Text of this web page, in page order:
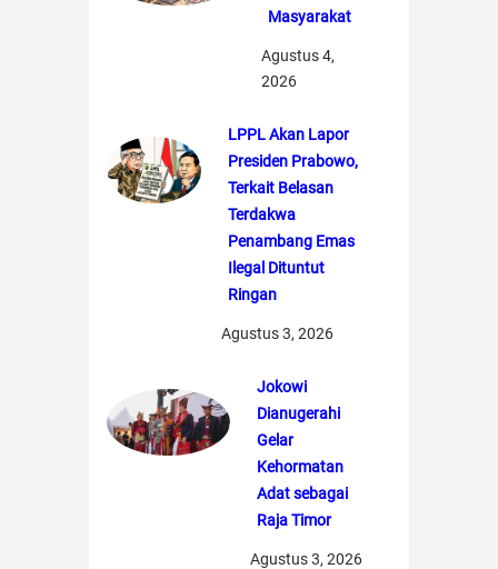
Masyarakat
Agustus 4,
2026
LPPL Akan Lapor
Presiden Prabowo,
Terkait Belasan
Terdakwa
Penambang Emas
Ilegal Dituntut
Ringan
Agustus 3, 2026
Jokowi
Dianugerahi
Gelar
Kehormatan
Adat sebagai
Raja Timor
Agustus 3, 2026